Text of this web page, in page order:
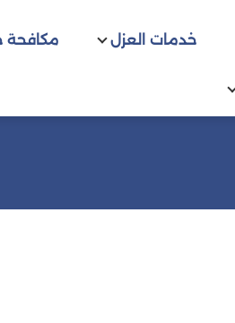
خدمات العزل مكافحة